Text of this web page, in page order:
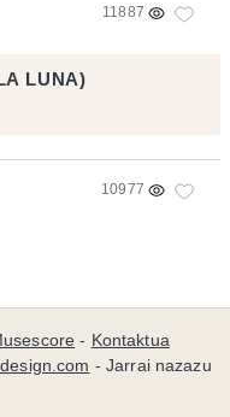
11887
LUNA)
10977
- Kontaktua
- Jarrai nazazu